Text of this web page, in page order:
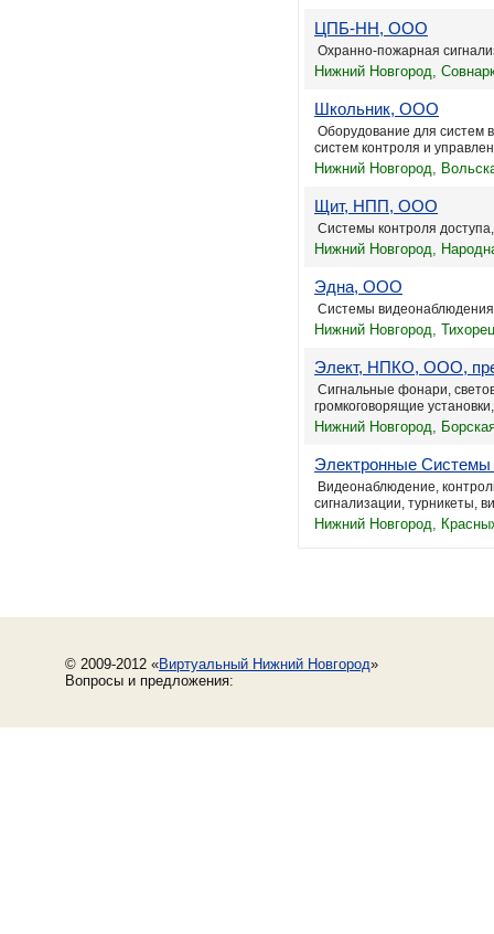
ЦПБ-НН, ООО
Охранно-пожарная
Нижний Новгород,
Школьник, ООО
Оборудование для систем
систем контроля и
Нижний Новгород,
Щит, НПП, ООО
Системы контроля
Нижний Новгород,
Эдна, ООО
Системы видеонаблюдения
Нижний Новгород,
Элект, НПКО, ООО,
Сигнальные фонари,
громкоговорящие
Нижний Новгород,
Электронные
Видеонаблюдение,
сигнализации, турникеты,
Нижний Новгород,
© 2009-2012 «Виртуальный Нижний Новгород»
Вопросы и предложения: